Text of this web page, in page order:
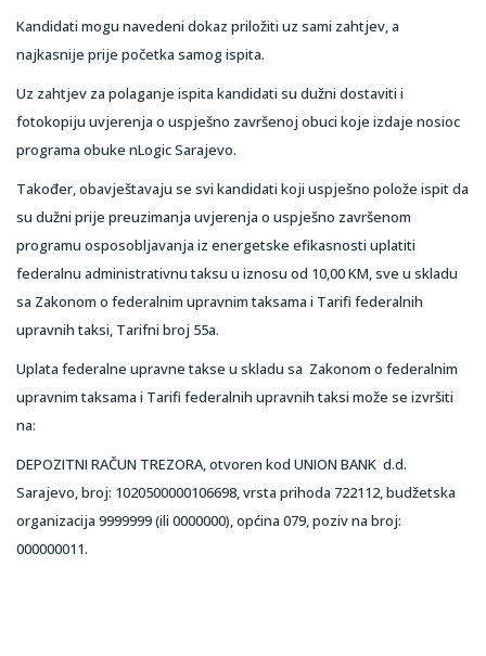
Kandidati mogu navedeni dokaz priložiti uz sami zahtjev, a
najkasnije prije početka samog ispita.
Uz zahtjev za polaganje ispita kandidati su dužni dostaviti i
fotokopiju uvjerenja o uspješno završenoj obuci koje izdaje nosioc
programa obuke nLogic Sarajevo.
Također, obavještavaju se svi kandidati koji uspješno polože ispit da
su dužni prije preuzimanja uvjerenja o uspješno završenom
programu osposobljavanja iz energetske efikasnosti uplatiti
federalnu administrativnu taksu u iznosu od 10,00 KM, sve u skladu
sa Zakonom o federalnim upravnim taksama i Tarifi federalnih
upravnih taksi, Tarifni broj 55a.
Uplata federalne upravne takse u skladu sa Zakonom o federalnim
upravnim taksama i Tarifi federalnih upravnih taksi može se izvršiti
na:
DEPOZITNI RAČUN TREZORA, otvoren kod UNION BANK d.d.
Sarajevo, broj: 1020500000106698, vrsta prihoda 722112, budžetska
organizacija 9999999 (ili 0000000), općina 079, poziv na broj:
000000011.